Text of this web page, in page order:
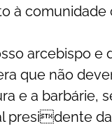
à comunidade
arcebispo e
que não
e a barbárie,
presidente